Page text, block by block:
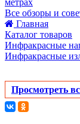
метрах
Все обзоры и
Главная
Каталог товаров
Инфракрасные
Инфракрасные
Просмотреть